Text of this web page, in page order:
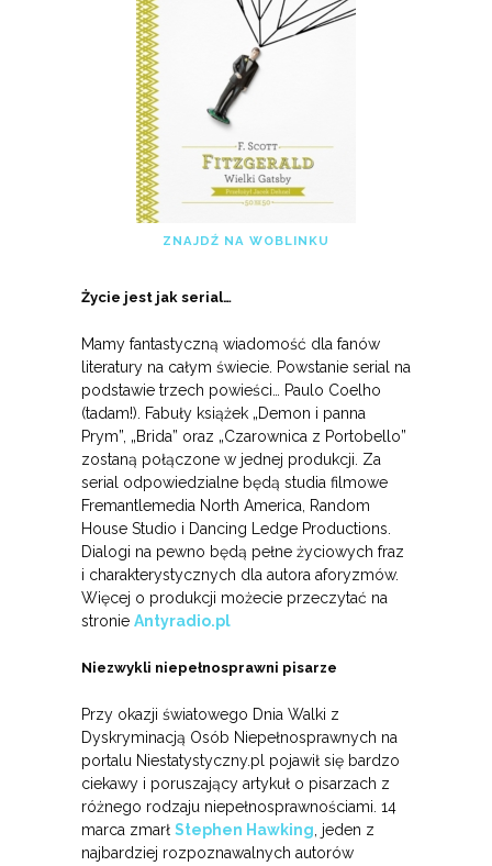
ZNAJDŹ NA WOBLINKU
Życie jest jak serial…
Mamy fantastyczną wiadomość dla fanów
literatury na całym świecie. Powstanie serial na
podstawie trzech powieści… Paulo Coelho
(tadam!). Fabuły książek „Demon i panna
Prym”, „Brida” oraz „Czarownica z Portobello”
zostaną połączone w jednej produkcji. Za
serial odpowiedzialne będą studia filmowe
Fremantlemedia North America, Random
House Studio i Dancing Ledge Productions.
Dialogi na pewno będą pełne życiowych fraz
i charakterystycznych dla autora aforyzmów.
Więcej o produkcji możecie przeczytać na
stronie Antyradio.pl
Niezwykli niepełnosprawni pisarze
Przy okazji światowego Dnia Walki z
Dyskryminacją Osób Niepełnosprawnych na
portalu Niestatystyczny.pl pojawił się bardzo
ciekawy i poruszający artykuł o pisarzach z
różnego rodzaju niepełnosprawnościami. 14
marca zmarł Stephen Hawking, jeden z
najbardziej rozpoznawalnych autorów